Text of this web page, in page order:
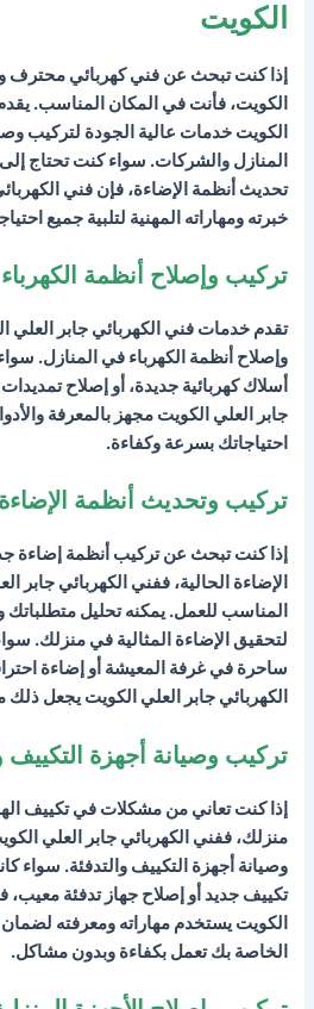
الكويت
إذا كنت تبحث عن فني كهربائي محترف
الكويت، فأنت في المكان المناسب.
الكويت خدمات عالية الجودة لتركيب
المنازل والشركات. سواء كنت تحتاج
تحديث أنظمة الإضاءة، فإن فني
خبرته ومهاراته المهنية لتلبية جميع
تركيب وإصلاح أنظمة
تقدم خدمات فني الكهربائي جابر العلي
وإصلاح أنظمة الكهرباء في المنازل.
أسلاك كهربائية جديدة، أو إصلاح
جابر العلي الكويت مجهز بالمعرفة
احتياجاتك بسرعة وكفاءة.
تركيب وتحديث أنظمة الإضاءة
إذا كنت تبحث عن تركيب أنظمة إضاءة
الإضاءة الحالية، ففني الكهربائي
المناسب للعمل. يمكنه تحليل متطلباتك
لتحقيق الإضاءة المثالية في منزلك.
ساحرة في غرفة المعيشة أو إضاءة
الكهربائي جابر العلي الكويت يجعل ذلك
تركيب وصيانة أجهزة التكييف
إذا كنت تعاني من مشكلات في تكييف
منزلك، ففني الكهربائي جابر العلي
وصيانة أجهزة التكييف والتدفئة. سواء
تكييف جديد أو إصلاح جهاز تدفئة معيب،
الكويت يستخدم مهاراته ومعرفته لضمان
الخاصة بك تعمل بكفاءة وبدون مشاكل.